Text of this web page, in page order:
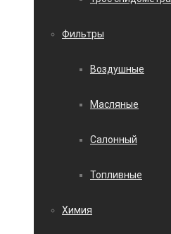
Фильтры
Воздушные
Масляные
Салонный
Топливные
Химия